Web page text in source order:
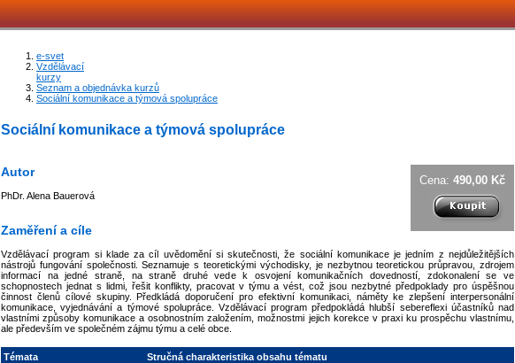
e-svet
Vzdělávací
kurzy
Seznam a objednávka kurzů
Sociální komunikace a týmová spolupráce
Sociální komunikace a týmová spolupráce
Cena: 490,00 Kč
Autor
PhDr. Alena Bauerová
Zaměření a cíle
Vzdělávací program si klade za cíl uvědomění si skutečnosti, že sociální komunikace je jedním z nejdůležitějších
nástrojů fungování společnosti. Seznamuje s teoretickými východisky, je nezbytnou teoretickou průpravou, zdrojem
informací na jedné straně, na straně druhé vede k osvojení komunikačních dovedností, zdokonalení se ve
schopnostech jednat s lidmi, řešit konflikty, pracovat v týmu a vést, což jsou nezbytné předpoklady pro úspěšnou
činnost členů cílové skupiny. Předkládá doporučení pro efektivní komunikaci, náměty ke zlepšení interpersonální
komunikace, vyjednávání a týmové spolupráce. Vzdělávací program předpokládá hlubší sebereflexi účastníků nad
vlastními způsoby komunikace a osobnostním založením, možnostmi jejich korekce v praxi ku prospěchu vlastnímu,
ale především ve společném zájmu týmu a celé obce.
Témata
Stručná charakteristika obsahu tématu